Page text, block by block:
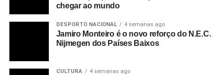
chegar ao mundo
DESPORTO NACIONAL 4 semanas ago
Jamiro Monteiro é o novo reforço do N.E.C.
Nijmegen dos Países Baixos
CULTURA 4 semanas ago